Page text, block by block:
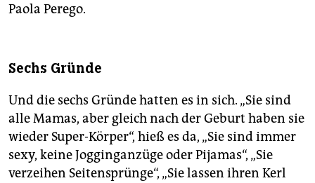
Paola Perego.
Sechs Gründe
Und die sechs Gründe hatten es in sich. „Sie sind
alle Mamas, aber gleich nach der Geburt haben sie
wieder Super-Körper“, hieß es da, „Sie sind immer
sexy, keine Jogginganzüge oder Pijamas“, „Sie
verzeihen Seitensprünge“, „Sie lassen ihren Kerl